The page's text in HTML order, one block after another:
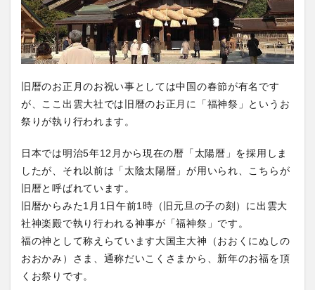
旧暦のお正月のお祝い事としては中国の春節が有名です
が、ここ出雲大社では旧暦のお正月に「福神祭」というお
祭りが執り行われます。
日本では明治5年12月から現在の暦「太陽暦」を採用しま
したが、それ以前は「太陰太陽暦」が用いられ、こちらが
旧暦と呼ばれています。
旧暦からみた1月1日午前1時（旧元旦の子の刻）に出雲大
社神楽殿で執り行われる神事が「福神祭」です。
福の神として称えらています大国主大神（おおくにぬしの
おおかみ）さま、通称だいこくさまから、新年のお福を頂
くお祭りです。